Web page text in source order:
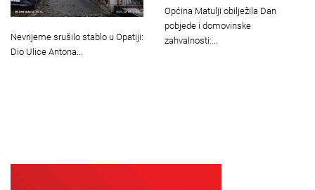
Nevrijeme srušilo stablo u Opatiji:
Dio Ulice Antona…
Općina Matulji obilježila Dan
pobjede i domovinske
zahvalnosti:…